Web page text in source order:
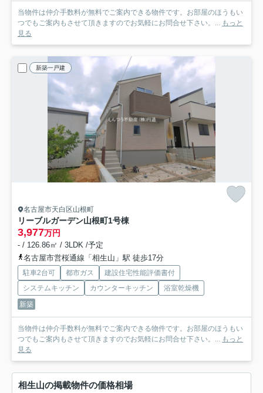
当物件は仲介手数料が無料でご案内できる物件です。お部屋のほうもい
つでもご案内もさせて頂きますのでお気軽にお問合せ下さい。... もっと
見る
新築一戸建
名古屋市天白区山根町
リーブルガーデン山根町1号棟
3,977万円
- / 126.86㎡ / 3LDK /予定
名古屋市営桜通線「相生山」駅 徒歩17分
駐車2台可 都市ガス
建設住宅性能評価書付
システムキッチン
カウンターキッチン
浴室乾燥機
新築
当物件は仲介手数料が無料でご案内できる物件です。お部屋のほうもい
つでもご案内もさせて頂きますのでお気軽にお問合せ下さい。... もっと
見る
相生山の掲載物件の価格相場